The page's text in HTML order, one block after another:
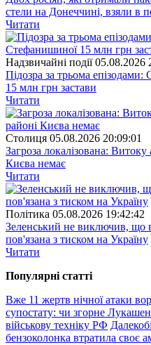
стели на Донеччині, взяли в
Читати
Надзвичайні події 05.08.2026
Підозра за трьома
15 млн грн застави
Читати
Столиця 05.08.2026 20:09:01
Загроза локалізована: Витоку
Києва немає
Читати
Полiтика 05.08.2026 19:42:42
Зеленський не виключив, що
пов'язана з тиском на Україну
Читати
Популярнi статтi
Вже 11 жертв нічної атаки
супостату: чи згорне
військову техніку РФ
бензоколонка втратила своє